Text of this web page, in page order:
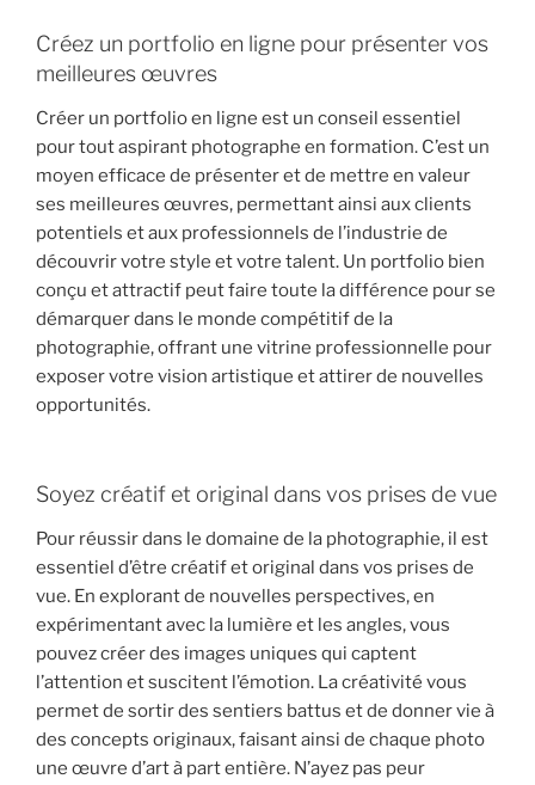
Créez un portfolio en ligne pour présenter vos
meilleures œuvres
Créer un portfolio en ligne est un conseil essentiel
pour tout aspirant photographe en formation. C’est un
moyen efficace de présenter et de mettre en valeur
ses meilleures œuvres, permettant ainsi aux clients
potentiels et aux professionnels de l’industrie de
découvrir votre style et votre talent. Un portfolio bien
conçu et attractif peut faire toute la différence pour se
démarquer dans le monde compétitif de la
photographie, offrant une vitrine professionnelle pour
exposer votre vision artistique et attirer de nouvelles
opportunités.
Soyez créatif et original dans vos prises de vue
Pour réussir dans le domaine de la photographie, il est
essentiel d’être créatif et original dans vos prises de
vue. En explorant de nouvelles perspectives, en
expérimentant avec la lumière et les angles, vous
pouvez créer des images uniques qui captent
l’attention et suscitent l’émotion. La créativité vous
permet de sortir des sentiers battus et de donner vie à
des concepts originaux, faisant ainsi de chaque photo
une œuvre d’art à part entière. N’ayez pas peur